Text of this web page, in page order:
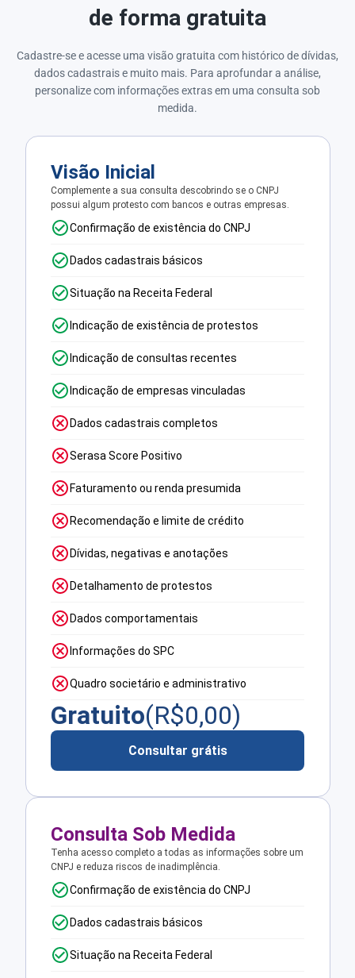
de forma gratuita
Cadastre-se e acesse uma visão gratuita com histórico de dívidas,
dados cadastrais e muito mais. Para aprofundar a análise,
personalize com informações extras em uma consulta sob
medida.
Visão Inicial
Complemente a sua consulta descobrindo se o CNPJ
possui algum protesto com bancos e outras empresas.
Confirmação de existência do CNPJ
Dados cadastrais básicos
Situação na Receita Federal
Indicação de existência de protestos
Indicação de consultas recentes
Indicação de empresas vinculadas
Dados cadastrais completos
Serasa Score Positivo
Faturamento ou renda presumida
Recomendação e limite de crédito
Dívidas, negativas e anotações
Detalhamento de protestos
Dados comportamentais
Informações do SPC
Quadro societário e administrativo
Gratuito(R$0,00)
Consultar grátis
Consulta Sob Medida
Tenha acesso completo a todas as informações sobre um
CNPJ e reduza riscos de inadimplência.
Confirmação de existência do CNPJ
Dados cadastrais básicos
Situação na Receita Federal